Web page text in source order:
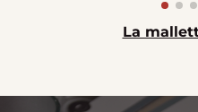
La